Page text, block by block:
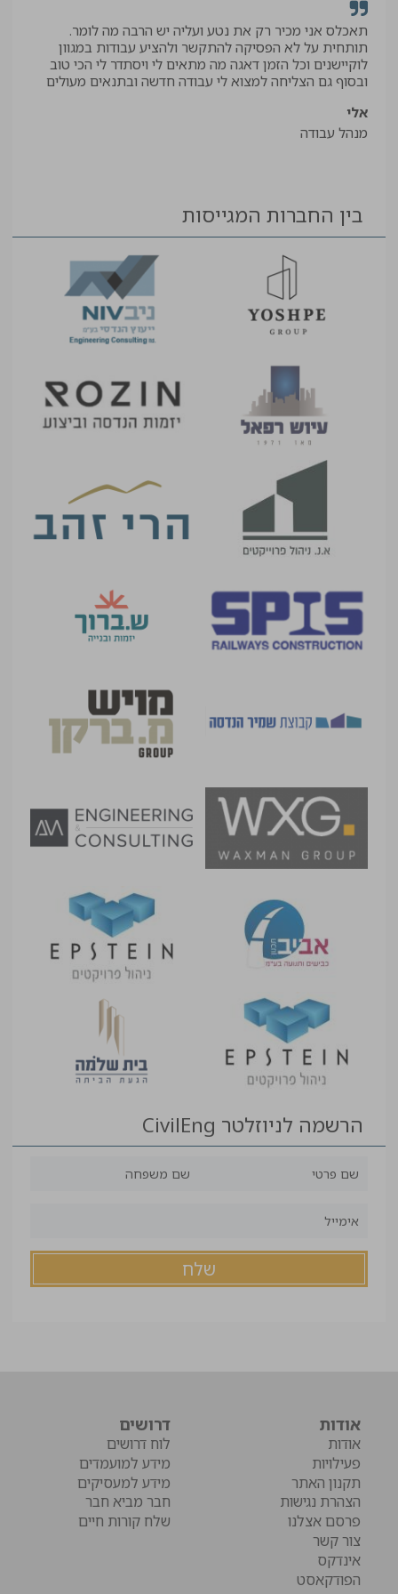
תאכלס אני מכיר רק את נטע ועליה יש הרבה מה לומר.
תותחית על לא הפסיקה להתקשר ולהציע עבודות במגוון
לוקיישנים וכל הזמן דאגה מה מתאים לי ויסתדר לי הכי טוב
ובסוף גם הצליחה למצוא לי עבודה חדשה ובתנאים מעולים
אלי
מנהל עבודה
בין החברות המגייסות
הרשמה לניוזלטר CivilEng
אודות
אודות
פעילויות
תקנון האתר
הצהרת נגישות
פרסם אצלנו
צור קשר
אינדקס
הפודקאסט
דרושים
לוח דרושים
מידע למועמדים
מידע למעסיקים
חבר מביא חבר
שלח קורות חיים